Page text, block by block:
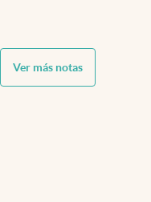
Ver más notas